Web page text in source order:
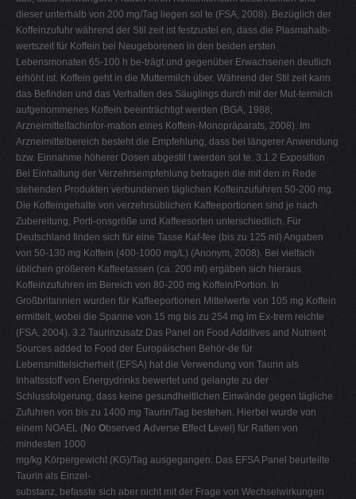
dieser unterhalb von 200 mg/Tag liegen sol te (FSA, 2008). Bezüglich der
Koffeinzufuhr während der Stil zeit ist festzustel en, dass die Plasmahalb-
wertszeit für Koffein bei Neugeborenen in den beiden ersten
Lebensmonaten 65-100 h be-trägt und gegenüber Erwachsenen deutlich
erhöht ist. Koffein geht in die Muttermilch über. Während der Stil zeit kann
das Befinden und das Verhalten des Säuglings durch mit der Mut-termilch
aufgenommenes Koffein beeinträchtigt werden (BGA, 1988;
Arzneimittelfachinfor-mation eines Koffein-Monopräparats, 2008). Im
Arzneimittelbereich besteht die Empfehlung, dass bei längerer Anwendung
bzw. Einnahme höherer Dosen abgestil t werden sol te. 3.1.2 Exposition
Bei Einhaltung der Verzehrsempfehlung betragen die mit den in Rede
stehenden Produkten verbundenen täglichen Koffeinzufuhren 50-200 mg.
Die Koffeingehalte von verzehrsüblichen Kaffeeportionen sind je nach
Zubereitung, Porti-onsgröße und Kaffeesorten unterschiedlich. Für
Deutschland finden sich für eine Tasse Kaf-fee (bis zu 125 ml) Angaben
von 50-130 mg Koffein (400-1000 mg/L) (Anonym, 2008). Bei vielfach
üblichen größeren Kaffeetassen (ca. 200 ml) ergäben sich hieraus
Koffeinzufuhren im Bereich von 80-200 mg Koffein/Portion. In
Großbritannien wurden für Kaffeeportionen Mittelwerte von 105 mg Koffein
ermittelt, wobei die Spanne von 15 mg bis zu 254 mg im Ex-trem reichte
(FSA, 2004). 3.2 Taurinzusatz Das Panel on Food Additives and Nutrient
Sources added to Food der Europäischen Behör-de für
Lebensmittelsicherheit (EFSA) hat die Verwendung von Taurin als
Inhaltsstoff von Energydrinks bewertet und gelangte zu der
Schlussfolgerung, dass keine gesundheitlichen Einwände gegen tägliche
Zufuhren von bis zu 1400 mg Taurin/Tag bestehen. Hierbei wurde von
einem NOAEL (No Observed Adverse Effect Level) für Ratten von
mindesten 1000
mg/kg Körpergewicht (KG)/Tag ausgegangen. Das EFSA Panel beurteilte
Taurin als Einzel-
substanz, befasste sich aber nicht mit der Frage von Wechselwirkungen